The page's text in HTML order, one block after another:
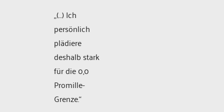
„(…) Ich
persönlich
plädiere
deshalb stark
für die 0,0
Promille-
Grenze.“